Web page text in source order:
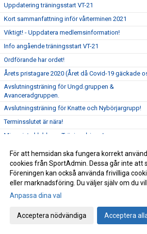
Uppdatering träningsstart VT-21
Kort sammanfattning inför vårterminen 2021
Viktigt! - Uppdatera medlemsinformation!
Info angående träningsstart VT-21
Ordförande har ordet!
Årets pristagare 2020 (Året då Covid-19 gäckade
Avslutningsträning för Ungd.gruppen &
Avanceradgruppen.
Avslutningsträning för Knatte och Nybörjargrupp!
Terminsslutet är nära!
Missa inte klubbens Träningsbingo!
Ny uppdaterad info kring Covid-19 och vår träning
Ny info angående träning och träningstider!
Uppdaterad info kring Covid-19
Resultat Bohus-dal Cup
För att hemsidan ska fungera korrekt
cookies från SportAdmin. Dessa går inte att
Föreningen kan också använda frivilliga
eller marknadsföring. Du väljer själv om du
Anpassa dina val
Acceptera nödvändiga Acceptera